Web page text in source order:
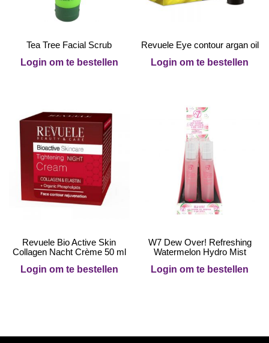
Tea Tree Facial Scrub
Login om te bestellen
Revuele Eye contour argan oil
Login om te bestellen
Revuele Bio Active Skin
Collagen Nacht Crème 50 ml
Login om te bestellen
W7 Dew Over! Refreshing
Watermelon Hydro Mist
Login om te bestellen